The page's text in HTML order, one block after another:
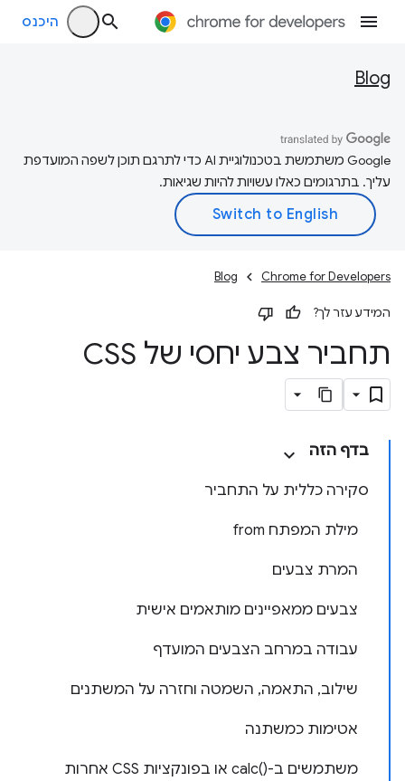
היכנס
Blog
‫Google משתמשת בטכנולוגיית AI כדי לתרגם תוכן לשפה המועדפת
עליך. בתרגומים כאלו עשויות להיות שגיאות.
Chrome for Developers
Blog
המידע עזר לך?
תחביר צבע יחסי של CSS
בדף הזה
סקירה כללית על התחביר
מילת המפתח from
המרת צבעים
צבעים ממאפיינים מותאמים אישית
עבודה במרחב הצבעים המועדף
שילוב, התאמה, השמטה וחזרה על המשתנים
אטימות כמשתנה
משתמשים ב-calc()‎ או בפונקציות CSS אחרות